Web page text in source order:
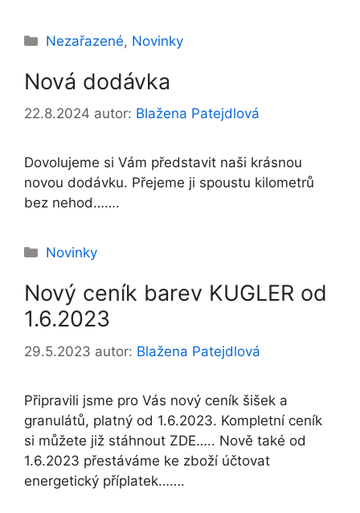
Rubriky
Nezařazené, Novinky
Nová dodávka
22.8.2024 autor: Blažena Patejdlová
Dovolujeme si Vám představit naši krásnou
novou dodávku. Přejeme ji spoustu kilometrů
bez nehod…….
Rubriky
Novinky
Nový ceník barev KUGLER od
1.6.2023
29.5.2023 autor: Blažena Patejdlová
Připravili jsme pro Vás nový ceník šišek a
granulátů, platný od 1.6.2023. Kompletní ceník
si můžete již stáhnout ZDE….. Nově také od
1.6.2023 přestáváme ke zboží účtovat
energetický příplatek…….